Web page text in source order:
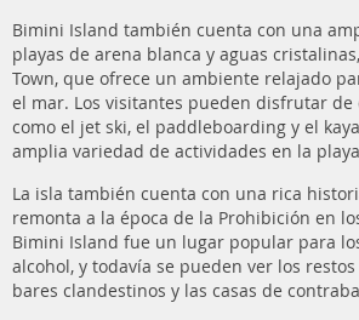
Bimini Island también cuenta con una
playas de arena blanca y aguas
Town, que ofrece un ambiente relajado
el mar. Los visitantes pueden disfrutar de
como el jet ski, el paddleboarding y el
amplia variedad de actividades en la
La isla también cuenta con una rica
remonta a la época de la Prohibición en
Bimini Island fue un lugar popular para
alcohol, y todavía se pueden ver los
bares clandestinos y las casas de